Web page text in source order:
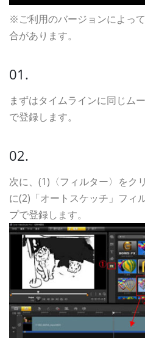
※ご利用のバージョンによっ
合があります。
01.
まずはタイムラインに同じム
で登録します。
02.
次に、(1)〈フィルター〉をク
に(2)「オートスケッチ」フィ
プで登録します。